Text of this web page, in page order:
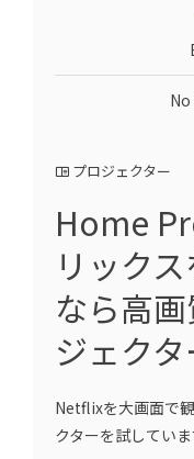
プロジェクター
Home
リック
なら高
ジェク
Netflixを大画面で
クターを試してい